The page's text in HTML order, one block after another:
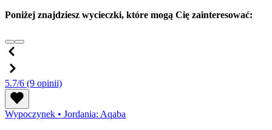
Poniżej znajdziesz wycieczki, które mogą Cię zainteresować:
5.7/6 (9 opinii)
Wypoczynek • Jordania: Aqaba